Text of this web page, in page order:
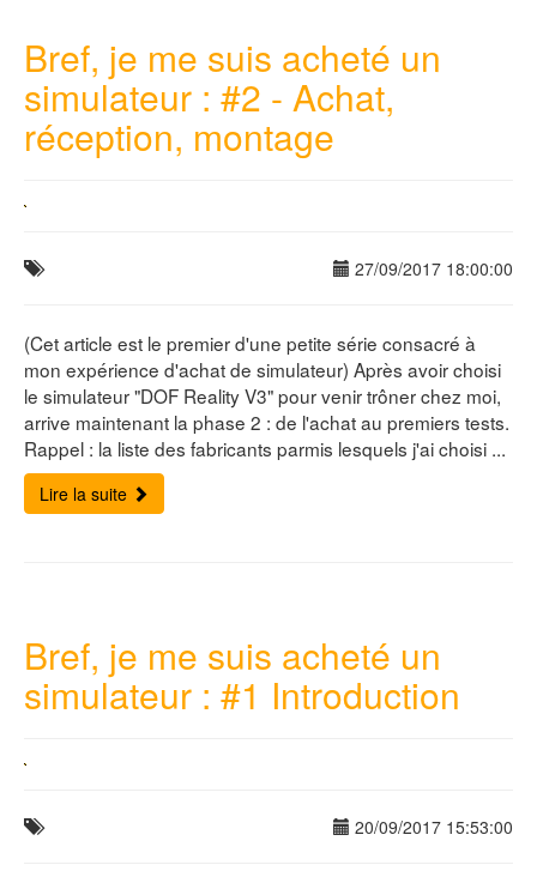
Bref, je me suis acheté un
simulateur : #2 - Achat,
réception, montage
27/09/2017 18:00:00
(Cet article est le premier d'une petite série consacré à
mon expérience d'achat de simulateur) Après avoir choisi
le simulateur "DOF Reality V3" pour venir trôner chez moi,
arrive maintenant la phase 2 : de l'achat au premiers tests.
Rappel : la liste des fabricants parmis lesquels j'ai choisi ...
Lire la suite
Bref, je me suis acheté un
simulateur : #1 Introduction
20/09/2017 15:53:00